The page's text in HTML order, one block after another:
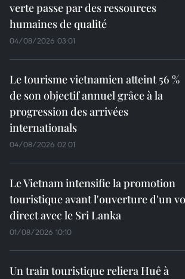
verte passe par des ressources
humaines de qualité
04/08/2026 03:01
Le tourisme vietnamien atteint 56 %
de son objectif annuel grâce à la
progression des arrivées
internationals
04/08/2026 02:01
Le Vietnam intensifie la promotion
touristique avant l'ouverture d'un
direct avec le Sri Lanka
01/08/2026 10:10
Un train touristique reliera Huê à